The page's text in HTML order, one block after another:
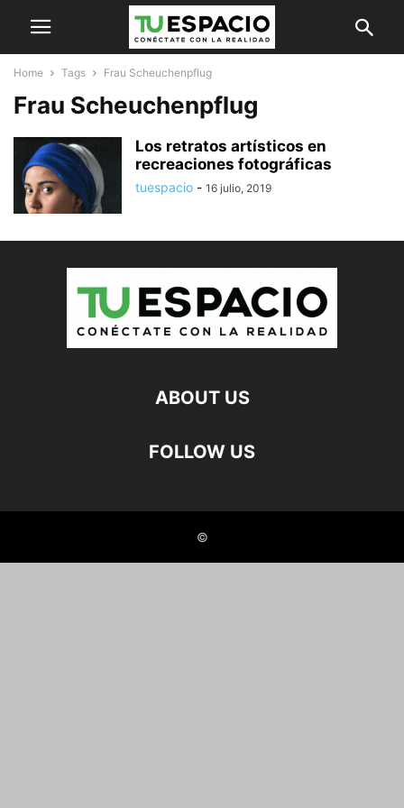
Home Tags Frau Scheuchenpflug
Frau Scheuchenpflug
Los retratos artísticos en
recreaciones fotográficas
tuespacio - 16 julio, 2019
ABOUT US
FOLLOW US
©